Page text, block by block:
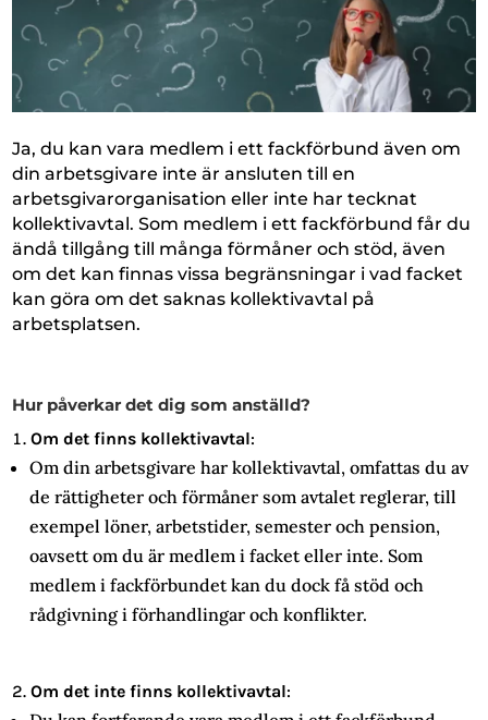
Ja, du kan vara medlem i ett fackförbund även om
din arbetsgivare inte är ansluten till en
arbetsgivarorganisation eller inte har tecknat
kollektivavtal. Som medlem i ett fackförbund får du
ändå tillgång till många förmåner och stöd, även
om det kan finnas vissa begränsningar i vad facket
kan göra om det saknas kollektivavtal på
arbetsplatsen.
Hur påverkar det dig som anställd?
Om det finns kollektivavtal:
Om din arbetsgivare har kollektivavtal, omfattas du av
de rättigheter och förmåner som avtalet reglerar, till
exempel löner, arbetstider, semester och pension,
oavsett om du är medlem i facket eller inte. Som
medlem i fackförbundet kan du dock få stöd och
rådgivning i förhandlingar och konflikter.
Om det inte finns kollektivavtal: